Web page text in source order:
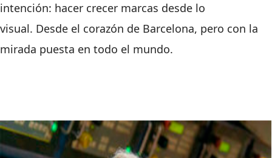
intención: hacer crecer marcas desde lo
visual. Desde el corazón de Barcelona, pero con la
mirada puesta en todo el mundo.